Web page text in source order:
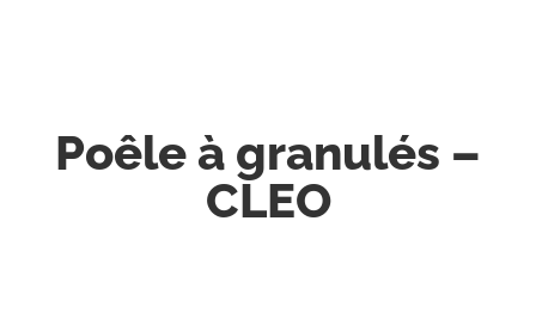
Poêle à granulés –
CLEO